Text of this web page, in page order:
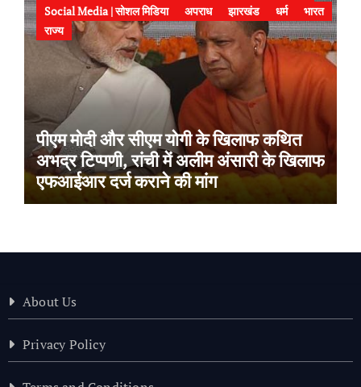
Social Media | सोशल मिडिया
अपराध झारखंड धर्म
भारत
राज्य
पीएम मोदी और सीएम योगी के खिलाफ कथित
अभद्र टिप्पणी, रांची में अलीम अंसारी के खिलाफ
एफआईआर दर्ज कराने की मांग
About Us
Privacy Policy